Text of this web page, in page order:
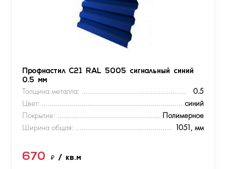
Профнастил С21 RAL 5005 сигнальный синий
0.5 мм
Толщина металла:
0.5
Цвет:
синий
Покрытие:
Полимерное
Ширина общая:
1051, мм
670 ₽ / кв.м